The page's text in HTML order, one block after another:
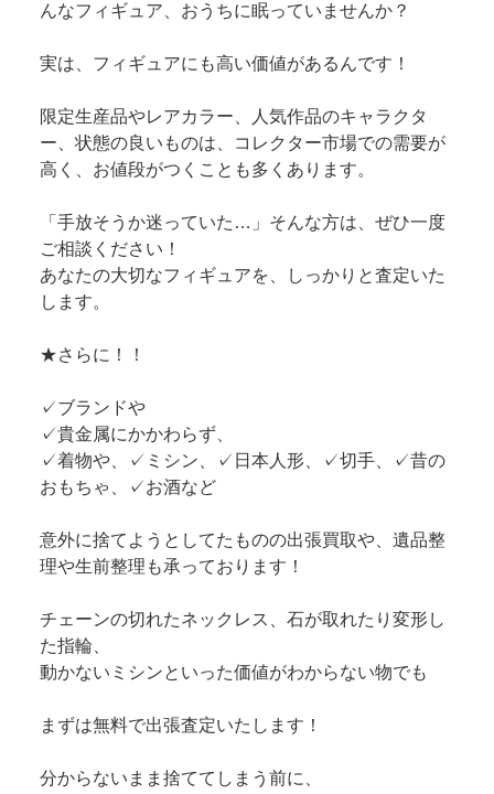
んなフィギュア、おうちに眠っていませんか？
実は、フィギュアにも高い価値があるんです！
限定生産品やレアカラー、人気作品のキャラクタ
ー、状態の良いものは、コレクター市場での需要が
高く、お値段がつくことも多くあります。
「手放そうか迷っていた…」そんな方は、ぜひ一度
ご相談ください！
あなたの大切なフィギュアを、しっかりと査定いた
します。
★さらに！！
✓ブランドや
✓貴金属にかかわらず、
✓着物や、✓ミシン、✓日本人形、✓切手、✓昔の
おもちゃ、✓お酒など
意外に捨てようとしてたものの出張買取や、遺品整
理や生前整理も承っております！
チェーンの切れたネックレス、石が取れたり変形し
た指輪、
動かないミシンといった価値がわからない物でも
まずは無料で出張査定いたします！
分からないまま捨ててしまう前に、